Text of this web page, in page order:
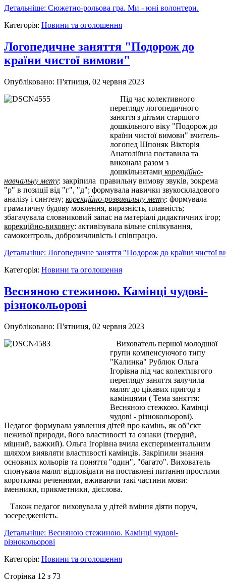
Детальніше: Сюжетно-рольова гра. Ми - юні волонтери.
Категорія: Новини та оголошення
Логопедичне заняття "Подорож до
країни чистої вимови"
Опубліковано: П'ятниця, 02 червня 2023
Під час колективного
перегляду логопедичного
заняття з дітьми старшого
дошкільного віку "Подорож до
країни чистої вимови" вчитель-
логопед Шпоняк Вікторія
Анатоліївна поставила та
виконала разом з
дошкільнятами корекційно-
навчальну мету: закріпила правильну вимову звуків, зокрема
"р" в позиції від "г", "д"; формувала навички звукоскладового
аналізу і синтезу; корекційно-розвивальну мету: формувала
граматичну будову мовлення, виразність, плавність;
збагачувала словниковий запас на матеріалі дидактичних ігор;
корекційно-виховну: активізувала вільне спілкування,
самоконтроль, доброзичливість і співпрацю.
Детальніше: Логопедичне заняття "Подорож до країни чистої
Категорія: Новини та оголошення
Весняною стежиною. Камінці чудові-
різнокольорові
Опубліковано: П'ятниця, 02 червня 2023
Вихователь першої молодшої
групи компенсуючого типу
"Калинка" Рублюк Ольга
Ігорівна під час колективгого
перегляду заняття залучила
малят до цікавих пригод з
камінцями ( Тема заняття:
Весняною стежкою. Камінці
чудові - різнокольорові).
Педагог формувала уявлення дітей про камінь, як об"єкт
неживої природи, його властивості та ознаки (твердий,
міцний, важкий). Ольга Ігорівна вчила експериментальним
шляхом виявляти властивості камінців. Закріпили знання
основних кольорів та поняття "один", "багато". Вихователь
спонукала малят відповідати на поставлені питання простими
короткими реченнями, вживаючи такі частини мови:
іменники, прикметники, дієслова.
Також педагог виховувала у дітей вміння діяти поруч,
зосередженість.
Детальніше: Весняною стежиною. Камінці чудові-
різнокольорові
Категорія: Новини та оголошення
Сторінка 12 з 73